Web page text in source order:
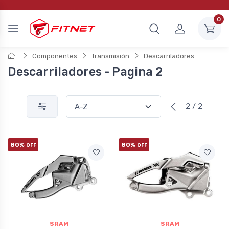
0
Componentes Transmisión Descarriladores
Descarriladores - Pagina 2
2 / 2
80% OFF
SRAM
80% OFF
SRAM